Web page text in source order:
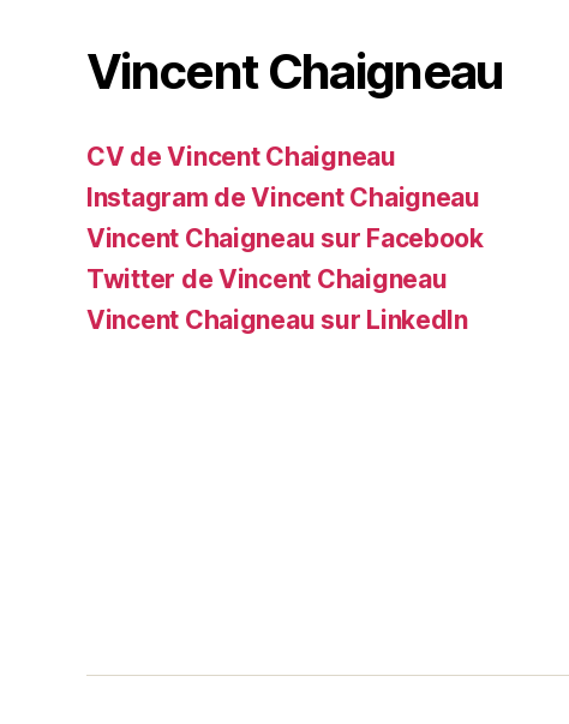
Vincent Chaigneau
CV de Vincent Chaigneau
Instagram de Vincent Chaigneau
Vincent Chaigneau sur Facebook
Twitter de Vincent Chaigneau
Vincent Chaigneau sur LinkedIn